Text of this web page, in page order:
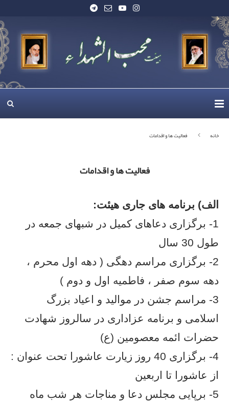
خانه فعالیت ها و اقدامات
فعالیت ها و اقدامات
الف) برنامه های جاری هیئت:
1- برگزاری دعاهای کمیل در شبهای جمعه در
طول 30 سال
2- برگزاری مراسم دهگی ( دهه اول محرم ،
دهه سوم صفر ، فاطمیه اول و دوم )
3- مراسم جشن در موالید و اعیاد بزرگ
اسلامی و برنامه عزاداری در سالروز شهادت
حضرات ائمه معصومین (ع)
4- برگزاری 40 روز زیارت عاشورا تحت عنوان :
از عاشورا تا اربعین
5- برپایی مجلس دعا و مناجات هر شب ماه